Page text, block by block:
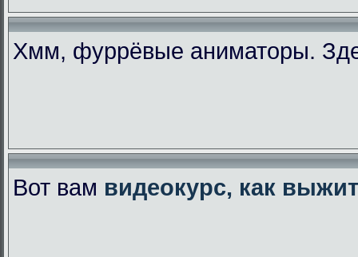
Хмм, фуррёвые аниматоры.
Вот вам видеокурс, как